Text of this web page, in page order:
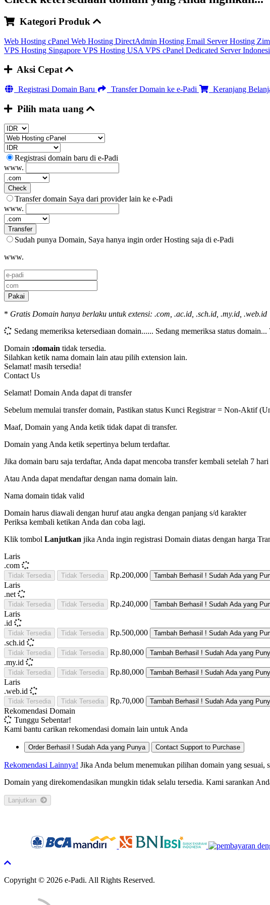
Kategori Produk
Web Hosting cPanel Web Hosting DirectAdmin Hosting Email ServerHosting
VPS Hosting Singapore VPS Hosting USA VPS cPanel Dedicated Server
Aksi Cepat
Registrasi Domain Baru Transfer Domain ke e-Padi Keranjang
Pilih mata uang
Registrasi domain baru di e-Padi
www.
Check
Transfer domain Saya dari provider lain ke e-Padi
www.
Transfer
Sudah punya Domain, Saya hanya ingin order Hosting saja di e-Padi
www.
Pakai
* Gratis Domain hanya berlaku untuk extensi: .com, .ac.id, .sch.id, .my.id, .web.id
Sedang memeriksa ketersediaan domain...... Sedang memeriksa status domain...
Domain :domain tidak tersedia.
Silahkan ketik nama domain lain atau pilih extension lain.
Selamat! masih tersedia!
Contact Us
Selamat! Domain Anda dapat di transfer
Sebelum memulai transfer domain, Pastikan status Kunci Registrar = Non-Aktif
Maaf, Domain yang Anda ketik tidak dapat di transfer.
Domain yang Anda ketik sepertinya belum terdaftar.
Jika domain baru saja terdaftar, Anda dapat mencoba transfer kembali setelah 7 hari
Atau Anda dapat mendaftar dengan nama domain lain.
Nama domain tidak valid
Domain harus diawali dengan huruf atau angka dengan panjang s/d karakter
Periksa kembali ketikan Anda dan coba lagi.
Klik tombol Lanjutkan jika Anda ingin registrasi Domain diatas dengan harga
Laris
.com
Tidak Tersedia Tidak Tersedia Rp.200,000 Tambah Berhasil ! Sudah Ada yang
Laris
.net
Tidak Tersedia Tidak Tersedia Rp.240,000 Tambah Berhasil ! Sudah Ada yang
Laris
.id
Tidak Tersedia Tidak Tersedia Rp.500,000 Tambah Berhasil ! Sudah Ada yang
.sch.id
Tidak Tersedia Tidak Tersedia Rp.80,000 Tambah Berhasil ! Sudah Ada yang
.my.id
Tidak Tersedia Tidak Tersedia Rp.80,000 Tambah Berhasil ! Sudah Ada yang
Laris
.web.id
Tidak Tersedia Tidak Tersedia Rp.70,000 Tambah Berhasil ! Sudah Ada yang
Rekomendasi Domain
Tunggu Sebentar!
Kami bantu carikan rekomendasi domain lain untuk Anda
Order Berhasil ! Sudah Ada yang Punya Contact Support to Purchase
Rekomendasi Lainnya! Jika Anda belum menemukan pilihan domain yang sesuai,
Domain yang direkomendasikan mungkin tidak selalu tersedia. Kami sarankan
Copyright © 2026 e-Padi. All Rights Reserved.